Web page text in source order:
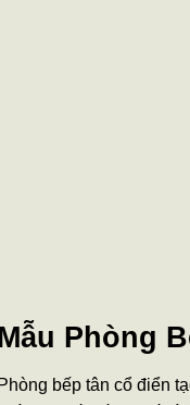
Phòng
Phòng bếp tân cổ điển